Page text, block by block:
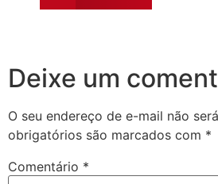
Deixe um
O seu endereço de e-mail não
obrigatórios são marcados com *
Comentário *